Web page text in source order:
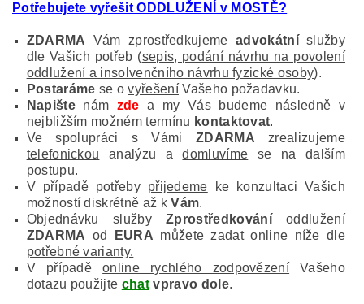
Potřebujete vyřešit ODDLUŽENÍ v MOSTĚ?
ZDARMA Vám zprostředkujeme advokátníslužby
dle Vašich potřeb (sepis, podání návrhu na povolení
oddlužení a insolvenčního návrhu fyzické osoby).
Postaráme se ovyřešeníVašeho požadavku.
Napištenám zde a my Vás budeme následně v
nejbližším možném termínu kontaktovat.
Ve spolupráci s Vámi ZDARMA zrealizujeme
telefonickou analýzu adomluvíme se na dalším
postupu.
V případě potřeby přijedeme ke konzultaci Vašich
možností diskrétně až kVám.
Objednávku služby
Zprostředkováníoddlužení
ZDARMA od EURA můžete zadat online níže dle
potřebné varianty.
V případěonline rychlého zodpovězení Vašeho
dotazu použijte chatvpravo dole.